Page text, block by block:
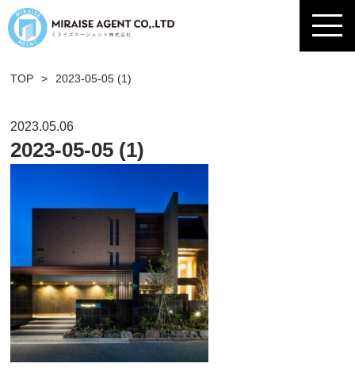
TOP > 2023-05-05 (1)
2023.05.06
2023-05-05 (1)